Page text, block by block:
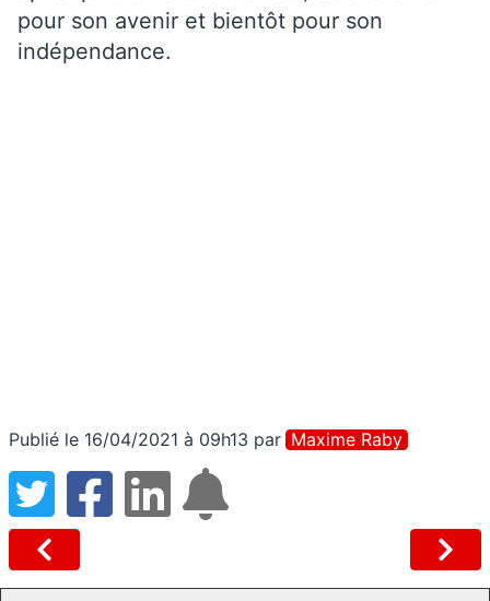
pour son avenir et bientôt pour son
indépendance.
Publié le 16/04/2021 à 09h13 par Maxime Raby